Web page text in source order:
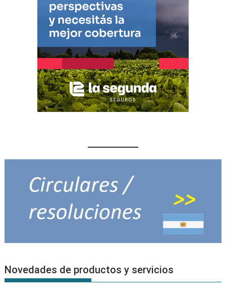
Novedades de productos y servicios